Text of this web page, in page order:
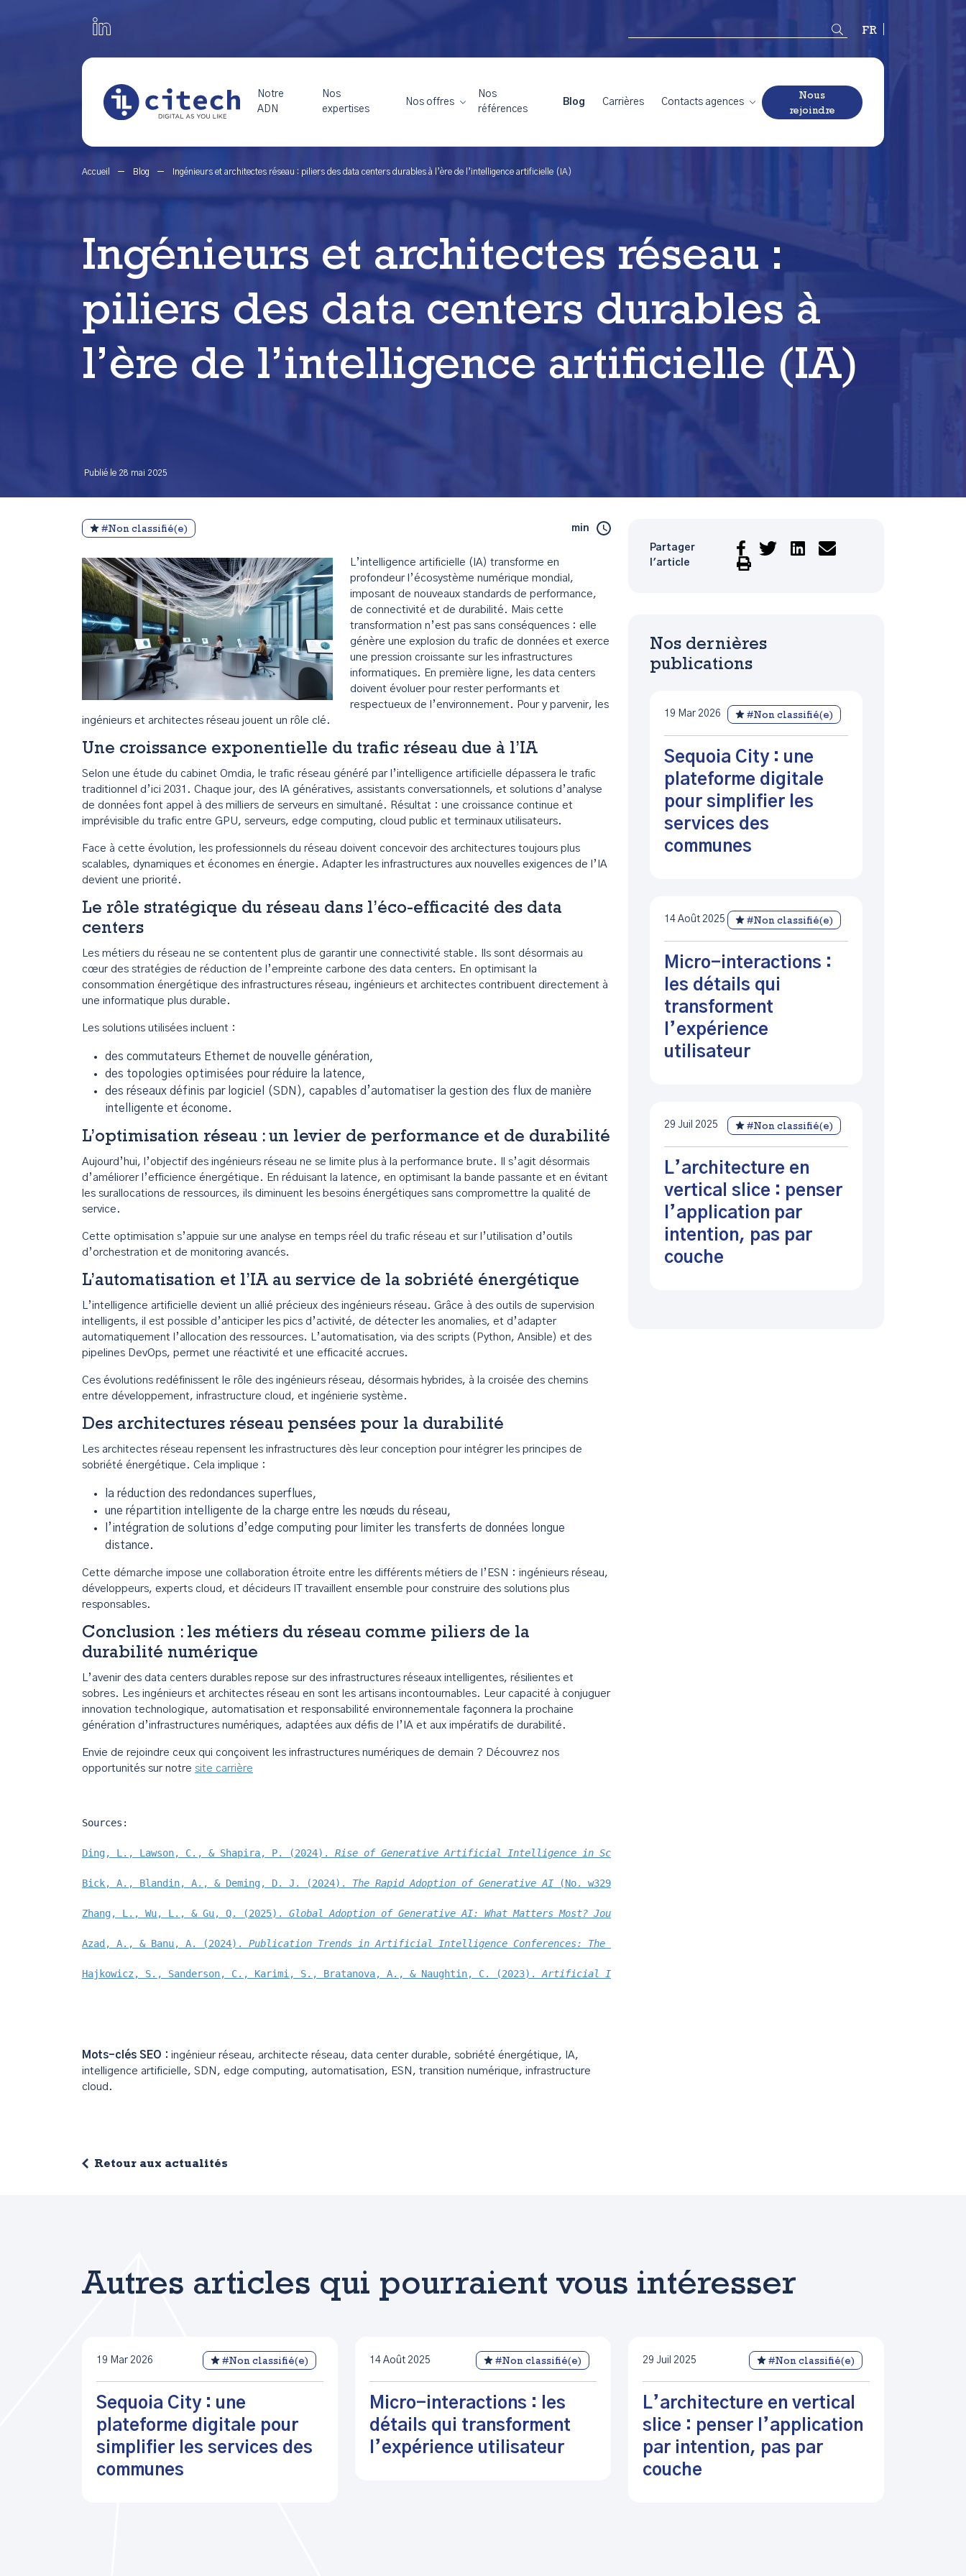
Notre
ADN
Nos
expertises
Nos offres
Nos
références
Blog Carrières Contacts agences
Nous
rejoindre
Accueil Blog Ingénieurs et architectes réseau : piliers des data centers durables à l’ère de l’intelligence artificielle (IA)
Ingénieurs et architectes réseau :
piliers des data centers durables à
l’ère de l’intelligence artificielle (IA)
Publié le 28 mai 2025
#Non classifié(e) min
L’intelligence artificielle (IA) transforme en
profondeur l’écosystème numérique mondial,
imposant de nouveaux standards de performance,
de connectivité et de durabilité. Mais cette
transformation n’est pas sans conséquences : elle
génère une explosion du trafic de données et exerce
une pression croissante sur les infrastructures
informatiques. En première ligne, les data centers
doivent évoluer pour rester performants et
respectueux de l’environnement. Pour y parvenir, les
ingénieurs et architectes réseau jouent un rôle clé.
Une croissance exponentielle du trafic réseau due à l’IA
Selon une étude du cabinet Omdia, le trafic réseau généré par l’intelligence artificielle dépassera le trafic
traditionnel d’ici 2031. Chaque jour, des IA génératives, assistants conversationnels, et solutions d’analyse
de données font appel à des milliers de serveurs en simultané. Résultat : une croissance continue et
imprévisible du trafic entre GPU, serveurs, edge computing, cloud public et terminaux utilisateurs.
Face à cette évolution, les professionnels du réseau doivent concevoir des architectures toujours plus
scalables, dynamiques et économes en énergie. Adapter les infrastructures aux nouvelles exigences de l’IA
devient une priorité.
Le rôle stratégique du réseau dans l’éco-efficacité des data
centers
Les métiers du réseau ne se contentent plus de garantir une connectivité stable. Ils sont désormais au
cœur des stratégies de réduction de l’empreinte carbone des data centers. En optimisant la
consommation énergétique des infrastructures réseau, ingénieurs et architectes contribuent directement à
une informatique plus durable.
Les solutions utilisées incluent :
des commutateurs Ethernet de nouvelle génération,
des topologies optimisées pour réduire la latence,
des réseaux définis par logiciel (SDN), capables d’automatiser la gestion des flux de manière
intelligente et économe.
L’optimisation réseau : un levier de performance et de durabilité
Aujourd’hui, l’objectif des ingénieurs réseau ne se limite plus à la performance brute. Il s’agit désormais
d’améliorer l’efficience énergétique. En réduisant la latence, en optimisant la bande passante et en évitant
les surallocations de ressources, ils diminuent les besoins énergétiques sans compromettre la qualité de
service.
Cette optimisation s’appuie sur une analyse en temps réel du trafic réseau et sur l’utilisation d’outils
d’orchestration et de monitoring avancés.
L’automatisation et l’IA au service de la sobriété énergétique
L’intelligence artificielle devient un allié précieux des ingénieurs réseau. Grâce à des outils de supervision
intelligents, il est possible d’anticiper les pics d’activité, de détecter les anomalies, et d’adapter
automatiquement l’allocation des ressources. L’automatisation, via des scripts (Python, Ansible) et des
pipelines DevOps, permet une réactivité et une efficacité accrues.
Ces évolutions redéfinissent le rôle des ingénieurs réseau, désormais hybrides, à la croisée des chemins
entre développement, infrastructure cloud, et ingénierie système.
Des architectures réseau pensées pour la durabilité
Les architectes réseau repensent les infrastructures dès leur conception pour intégrer les principes de
sobriété énergétique. Cela implique :
la réduction des redondances superflues,
une répartition intelligente de la charge entre les nœuds du réseau,
l’intégration de solutions d’edge computing pour limiter les transferts de données longue
distance.
Cette démarche impose une collaboration étroite entre les différents métiers de l’ESN : ingénieurs réseau,
développeurs, experts cloud, et décideurs IT travaillent ensemble pour construire des solutions plus
responsables.
Conclusion : les métiers du réseau comme piliers de la
durabilité numérique
L’avenir des data centers durables repose sur des infrastructures réseaux intelligentes, résilientes et
sobres. Les ingénieurs et architectes réseau en sont les artisans incontournables. Leur capacité à conjuguer
innovation technologique, automatisation et responsabilité environnementale façonnera la prochaine
génération d’infrastructures numériques, adaptées aux défis de l’IA et aux impératifs de durabilité.
Envie de rejoindre ceux qui conçoivent les infrastructures numériques de demain ? Découvrez nos
opportunités sur notre site carrière
Sources:
Ding, L., Lawson, C., & Shapira, P. (2024). Rise of Generative Artificial Intelligence in Science
Bick, A., Blandin, A., & Deming, D. J. (2024). The Rapid Adoption of Generative AI (No. w32966). National Bureau of Economic Research.
Zhang, L., Wu, L., & Gu, Q. (2025). Global Adoption of Generative AI: What Matters Most? Journal of Economy and Technology, 5
Azad, A., & Banu, A. (2024). Publication Trends in Artificial Intelligence Conferences: The Rise of Super Prolific Authors
Hajkowicz, S., Sanderson, C., Karimi, S., Bratanova, A., & Naughtin, C. (2023). Artificial Intelligence Adoption in Various Sciences: A Bibliometric
Mots-clés SEO : ingénieur réseau, architecte réseau, data center durable, sobriété énergétique, IA,
intelligence artificielle, SDN, edge computing, automatisation, ESN, transition numérique, infrastructure
cloud.
Partager
l'article
Nos dernières
publications
19 Mar 2026 #Non classifié(e)
Sequoia City : une
plateforme digitale
pour simplifier les
services des
communes
14 Août 2025 #Non classifié(e)
Micro-interactions :
les détails qui
transforment
l’expérience
utilisateur
29 Juil 2025 #Non classifié(e)
L’architecture en
vertical slice : penser
l’application par
intention, pas par
couche
Retour aux actualités
Autres articles qui pourraient vous intéresser
19 Mar 2026 #Non classifié(e)
Sequoia City : une
plateforme digitale pour
simplifier les services des
communes
14 Août 2025 #Non classifié(e)
Micro-interactions : les
détails qui transforment
l’expérience utilisateur
29 Juil 2025 #Non classifié(e)
L’architecture en vertical
slice : penser l’application
par intention, pas par
couche